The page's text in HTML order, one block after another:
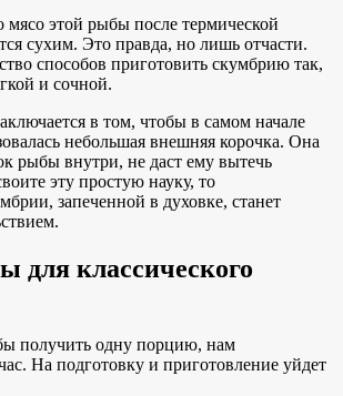
мясо этой рыбы после термической
сухим. Это правда, но лишь отчасти.
способов приготовить скумбрию так,
и сочной.
в том, чтобы в самом начале
небольшая внешняя корочка. Она
рыбы внутри, не даст ему вытечь
эту простую науку, то
запеченной в духовке, станет
для классического
получить одну порцию, нам
На подготовку и приготовление уйдет